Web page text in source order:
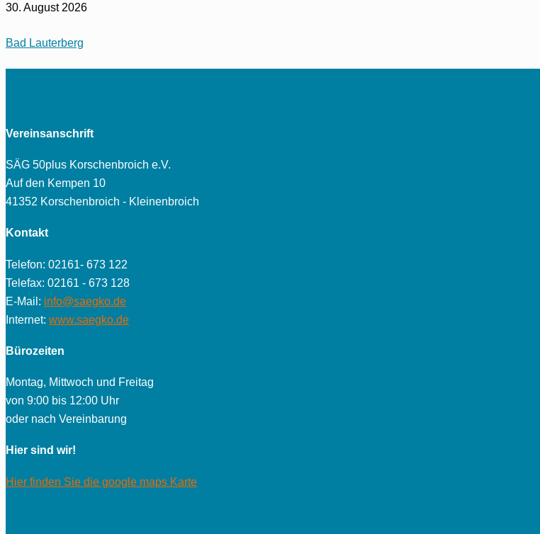
30. August 2026
Bad Lauterberg
Vereinsanschrift
SÄG 50plus Korschenbroich e.V.
Auf den Kempen 10
41352 Korschenbroich - Kleinenbroich
Kontakt
Telefon: 02161- 673 122
Telefax: 02161 - 673 128
E-Mail: info@saegko.de
Internet: www.saegko.de
Bürozeiten
Montag, Mittwoch und Freitag
von 9:00 bis 12:00 Uhr
oder nach Vereinbarung
Hier sind wir!
Hier finden Sie die google maps Karte